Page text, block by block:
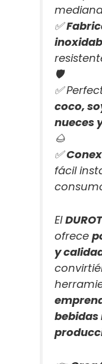
✅
🛡️
✅
coco,
nueces
🌰
✅
fácil
El
ofrece
y
bebidas